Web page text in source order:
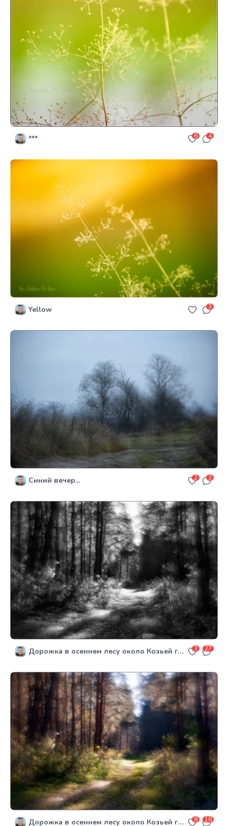
*** 6 4
Yellow 3
Синий вечер... 2 3
Дорожка в осеннем лесу около Козьей горки в классическом черно-белом варианте... 3 27
Дорожка в осеннем лесу около Козьей горки 8 18